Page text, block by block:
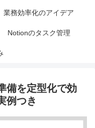
業務効率化のアイデア
Notionのタスク管理
備を定型化で効
例つき